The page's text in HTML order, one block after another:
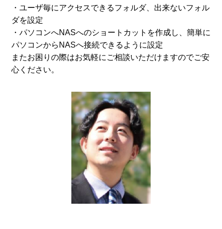
・ユーザ毎にアクセスできるフォルダ、出来ないフォル
ダを設定
・パソコンへNASへのショートカットを作成し、簡単に
パソコンからNASへ接続できるように設定
またお困りの際はお気軽にご相談いただけますのでご安
心ください。